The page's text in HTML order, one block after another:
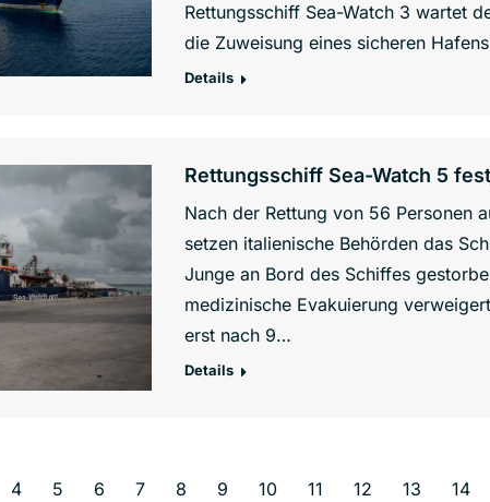
Rettungsschiff Sea-Watch 3 wartet
die Zuweisung eines sicheren
Details
Rettungsschiff Sea-Watch 5
Nach der Rettung von 56 Personen
setzen italienische Behörden das
Junge an Bord des Schiffes
medizinische Evakuierung
erst nach 9…
Details
4 5 6 7 8 9 10 11 12 13 14